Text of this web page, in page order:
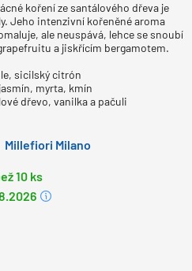
koření ze santálového dřeva je
Jeho intenzivní kořeněné aroma
ale neuspává, lehce se snoubí
a jiskřícím bergamotem.
sicilský citrón
myrta, kmín
dřevo, vanilka a pačuli
Millefiori Milano
10 ks